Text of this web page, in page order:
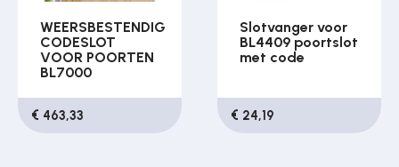
WEERSBESTENDIG
CODESLOT
VOOR POORTEN
BL7000
€ 463,33
Slotvanger voor
BL4409 poortslot
met code
€ 24,19